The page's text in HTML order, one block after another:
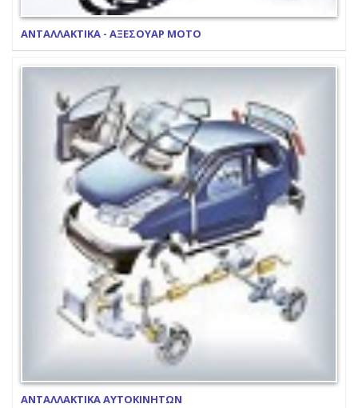
ΑΝΤΑΛΛΑΚΤΙΚΑ - ΑΞΕΣΟΥΑΡ ΜΟΤΟ
ΑΝΤΑΛΛΑΚΤΙΚΑ ΑΥΤΟΚΙΝΗΤΩΝ